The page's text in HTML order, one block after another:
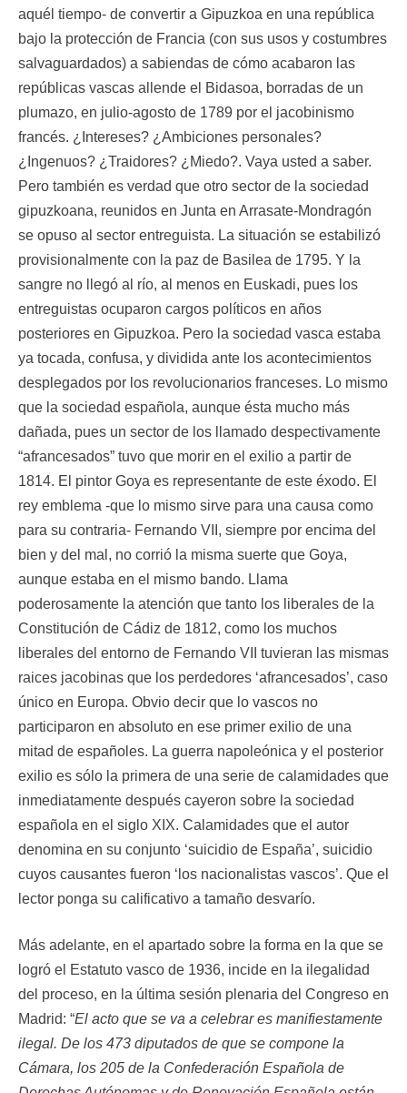
aquél tiempo- de convertir a Gipuzkoa en una república
bajo la protección de Francia (con sus usos y costumbres
salvaguardados) a sabiendas de cómo acabaron las
repúblicas vascas allende el Bidasoa, borradas de un
plumazo, en julio-agosto de 1789 por el jacobinismo
francés. ¿Intereses? ¿Ambiciones personales?
¿Ingenuos? ¿Traidores? ¿Miedo?. Vaya usted a saber.
Pero también es verdad que otro sector de la sociedad
gipuzkoana, reunidos en Junta en Arrasate-Mondragón
se opuso al sector entreguista. La situación se estabilizó
provisionalmente con la paz de Basilea de 1795. Y la
sangre no llegó al río, al menos en Euskadi, pues los
entreguistas ocuparon cargos políticos en años
posteriores en Gipuzkoa. Pero la sociedad vasca estaba
ya tocada, confusa, y dividida ante los acontecimientos
desplegados por los revolucionarios franceses. Lo mismo
que la sociedad española, aunque ésta mucho más
dañada, pues un sector de los llamado despectivamente
“afrancesados” tuvo que morir en el exilio a partir de
1814. El pintor Goya es representante de este éxodo. El
rey emblema -que lo mismo sirve para una causa como
para su contraria- Fernando VII, siempre por encima del
bien y del mal, no corrió la misma suerte que Goya,
aunque estaba en el mismo bando. Llama
poderosamente la atención que tanto los liberales de la
Constitución de Cádiz de 1812, como los muchos
liberales del entorno de Fernando VII tuvieran las mismas
raices jacobinas que los perdedores ‘afrancesados’, caso
único en Europa. Obvio decir que lo vascos no
participaron en absoluto en ese primer exilio de una
mitad de españoles. La guerra napoleónica y el posterior
exilio es sólo la primera de una serie de calamidades que
inmediatamente después cayeron sobre la sociedad
española en el siglo XIX. Calamidades que el autor
denomina en su conjunto ‘suicidio de España’, suicidio
cuyos causantes fueron ‘los nacionalistas vascos’. Que el
lector ponga su calificativo a tamaño desvarío.
Más adelante, en el apartado sobre la forma en la que se
logró el Estatuto vasco de 1936, incide en la ilegalidad
del proceso, en la última sesión plenaria del Congreso en
Madrid: “El acto que se va a celebrar es manifiestamente
ilegal. De los 473 diputados de que se compone la
Cámara, los 205 de la Confederación Española de